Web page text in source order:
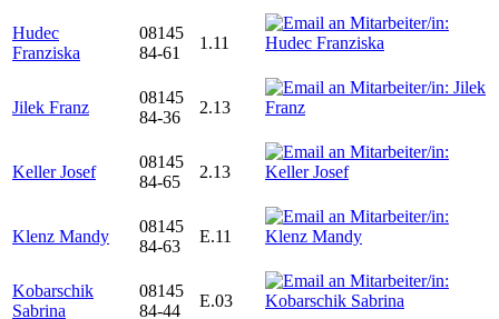
Hudec
Franziska
08145
84-61
1.11
Jilek Franz
08145
84-36
2.13
Keller Josef
08145
84-65
2.13
Klenz Mandy
08145
84-63
E.11
Kobarschik
Sabrina
08145
84-44
E.03